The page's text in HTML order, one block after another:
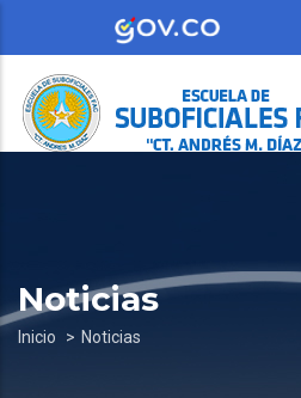
contenido
principal
Noticias
Sobrescribir
Inicio Noticias